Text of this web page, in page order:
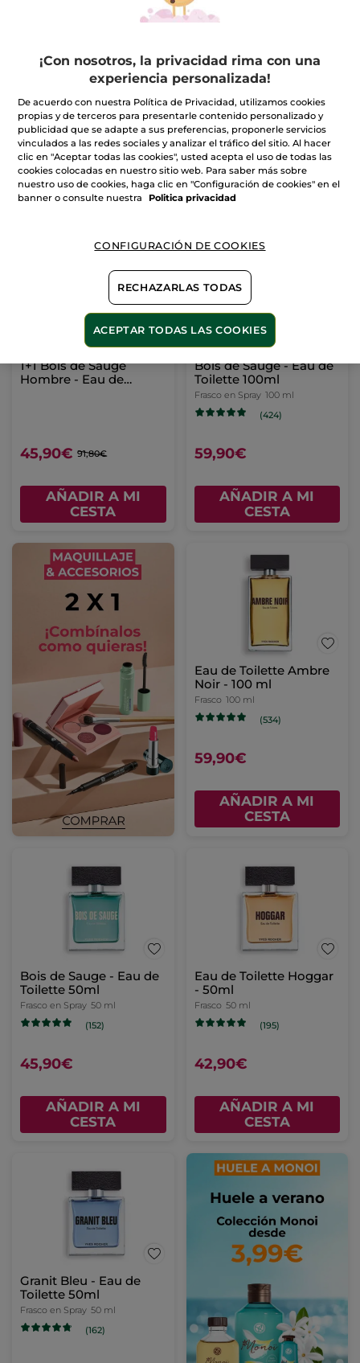
1+1 Hoggar Eau de
Toilette 100 ml
54,90€ 109,80€
AÑADIR A MI
CESTA
1+1 Bois de Sauge
Hombre - Eau de
45,90€ 91,80€
AÑADIR A MI
CESTA
Bois de Sauge - Eau de
Toilette 100ml
Frasco en Spray 100 ml
(424)
59,90€
AÑADIR A MI
CESTA
Eau de Toilette Ambre
Noir - 100 ml
Frasco 100 ml
(534)
59,90€
AÑADIR A MI
CESTA
Bois de Sauge - Eau de
Toilette 50ml
Frasco en Spray 50 ml
(152)
45,90€
AÑADIR A MI
CESTA
Eau de Toilette Hoggar
- 50ml
Frasco 50 ml
(195)
42,90€
AÑADIR A MI
CESTA
Granit Bleu - Eau de
Toilette 50ml
Frasco en Spray 50 ml
(162)
¡Con nosotros, la privacidad rima con una
experiencia personalizada!
De acuerdo con nuestra Política de Privacidad, utilizamos cookies
propias y de terceros para presentarle contenido personalizado y
publicidad que se adapte a sus preferencias, proponerle servicios
vinculados a las redes sociales y analizar el tráfico del sitio. Al hacer
clic en "Aceptar todas las cookies", usted acepta el uso de todas las
cookies colocadas en nuestro sitio web. Para saber más sobre
nuestro uso de cookies, haga clic en "Configuración de cookies" en el
banner o consulte nuestra
Politica privacidad
CONFIGURACIÓN DE COOKIES
RECHAZARLAS TODAS
ACEPTAR TODAS LAS COOKIES